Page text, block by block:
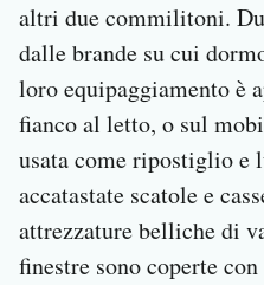
altri due commilitoni.
dalle brande su cui
loro equipaggiamento è
fianco al letto, o sul
usata come ripostiglio e
accatastate scatole e
attrezzature belliche di
finestre sono coperte